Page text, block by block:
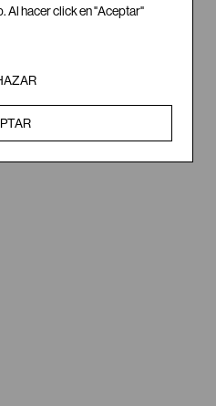
Al hacer click en "Aceptar"